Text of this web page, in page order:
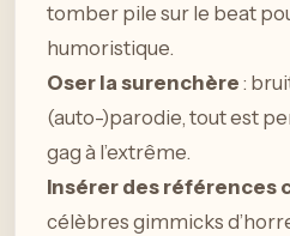
tomber pile sur le beat
humoristique.
Oser la surenchère :
(auto-)parodie, tout est
gag à l’extrême.
Insérer des références
célèbres gimmicks